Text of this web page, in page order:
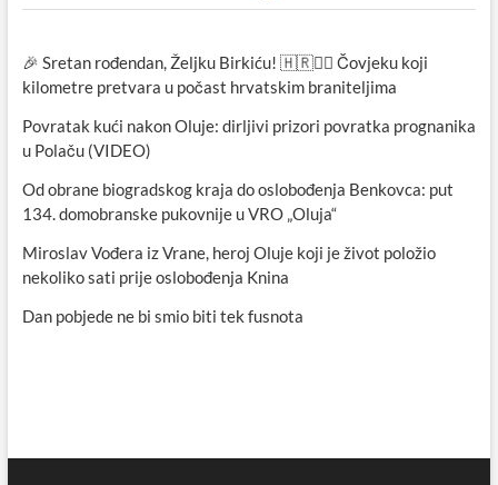
🎉 Sretan rođendan, Željku Birkiću! 🇭🇷🏃‍♂️ Čovjeku koji
kilometre pretvara u počast hrvatskim braniteljima
Povratak kući nakon Oluje: dirljivi prizori povratka prognanika
u Polaču (VIDEO)
Od obrane biogradskog kraja do oslobođenja Benkovca: put
134. domobranske pukovnije u VRO „Oluja“
Miroslav Vođera iz Vrane, heroj Oluje koji je život položio
nekoliko sati prije oslobođenja Knina
Dan pobjede ne bi smio biti tek fusnota